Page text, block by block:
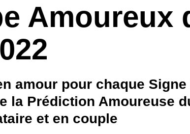
Amoureux
amour pour chaque Signe
la Prédiction Amoureuse
et en couple